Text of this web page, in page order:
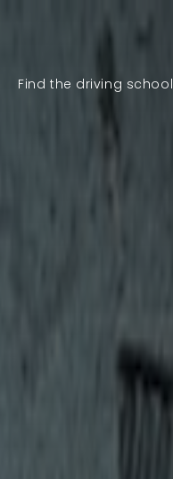
Find the driving school